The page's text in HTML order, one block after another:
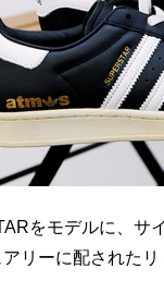
をモデルに、サ
リーに配された